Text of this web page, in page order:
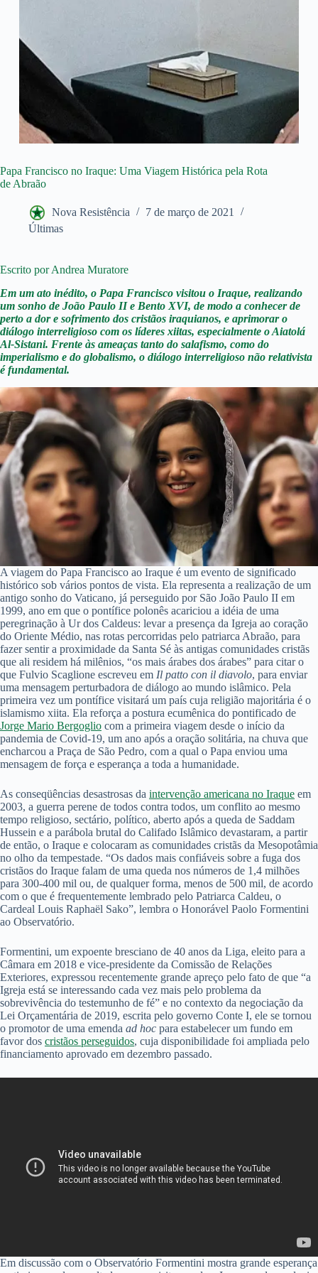
Papa Francisco no Iraque: Uma Viagem Histórica pela Rota
de Abraão
Nova Resistência
7 de março de 2021
Últimas
Escrito por Andrea Muratore
Em um ato inédito, o Papa Francisco visitou o Iraque, realizando
um sonho de João Paulo II e Bento XVI, de modo a conhecer de
perto a dor e sofrimento dos cristãos iraquianos, e aprimorar o
diálogo interreligioso com os líderes xiitas, especialmente o Aiatolá
Al-Sistani. Frente às ameaças tanto do salafismo, como do
imperialismo e do globalismo, o diálogo interreligioso não relativista
é fundamental.
A viagem do Papa Francisco ao Iraque é um evento de significado
histórico sob vários pontos de vista. Ela representa a realização de um
antigo sonho do Vaticano, já perseguido por São João Paulo II em
1999, ano em que o pontífice polonês acariciou a idéia de uma
peregrinação à Ur dos Caldeus: levar a presença da Igreja ao coração
do Oriente Médio, nas rotas percorridas pelo patriarca Abraão, para
fazer sentir a proximidade da Santa Sé às antigas comunidades cristãs
que ali residem há milênios, “os mais árabes dos árabes” para citar o
que Fulvio Scaglione escreveu em Il patto con il diavolo, para enviar
uma mensagem perturbadora de diálogo ao mundo islâmico. Pela
primeira vez um pontífice visitará um país cuja religião majoritária é o
islamismo xiita. Ela reforça a postura ecumênica do pontificado de
Jorge Mario Bergoglio com a primeira viagem desde o início da
pandemia de Covid-19, um ano após a oração solitária, na chuva que
encharcou a Praça de São Pedro, com a qual o Papa enviou uma
mensagem de força e esperança a toda a humanidade.
As conseqüências desastrosas da intervenção americana no Iraque em
2003, a guerra perene de todos contra todos, um conflito ao mesmo
tempo religioso, sectário, político, aberto após a queda de Saddam
Hussein e a parábola brutal do Califado Islâmico devastaram, a partir
de então, o Iraque e colocaram as comunidades cristãs da Mesopotâmia
no olho da tempestade. “Os dados mais confiáveis sobre a fuga dos
cristãos do Iraque falam de uma queda nos números de 1,4 milhões
para 300-400 mil ou, de qualquer forma, menos de 500 mil, de acordo
com o que é frequentemente lembrado pelo Patriarca Caldeu, o
Cardeal Louis Raphaël Sako”, lembra o Honorável Paolo Formentini
ao Observatório.
Formentini, um expoente bresciano de 40 anos da Liga, eleito para a
Câmara em 2018 e vice-presidente da Comissão de Relações
Exteriores, expressou recentemente grande apreço pelo fato de que “a
Igreja está se interessando cada vez mais pelo problema da
sobrevivência do testemunho de fé” e no contexto da negociação da
Lei Orçamentária de 2019, escrita pelo governo Conte I, ele se tornou
o promotor de uma emenda ad hoc para estabelecer um fundo em
favor dos cristãos perseguidos, cuja disponibilidade foi ampliada pelo
financiamento aprovado em dezembro passado.
Em discussão com o Observatório Formentini mostra grande esperança